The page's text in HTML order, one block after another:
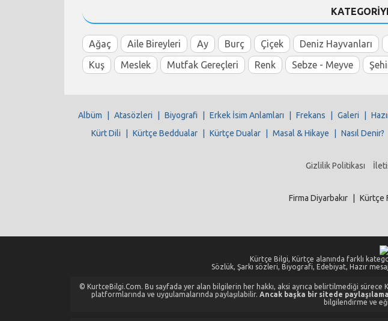
Ağaç Aile Bireyleri Ay Burç Çiçek Deniz Hayvanları
Kuş
Meslek Mutfak Gereçleri Renk Sebze - Meyve
Albüm Atasözleri Biyografi Erkek İsim Anlamları Frekans Galeri
Kürt Dili
Kürtçe Beddualar Kürtçe Dualar Masal & Hikaye Nasıl Denir?
Gizlilik Politikası
Firma Diyarbakır Kürtçe
Kürtçe Bilgi, Kürtçe alanında farklı
Sözlük, Şarkı sözleri, Biyografi, Edebiyat, Hazır
© KurtceBilgi.Com. Bu sayfada yer alan bilgilerin her hakkı, aksi ayrıca belirtilmediği
platformlarında ve uygulamalarında paylaşılabilir. Ancak başka bir sitede
bilgilendirme ve